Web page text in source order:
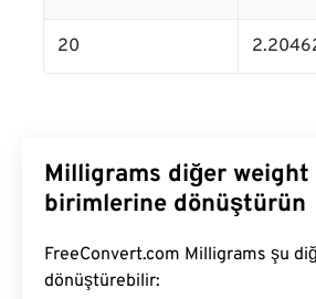
20
Milligrams diğer weight
birimlerine dönüştürün
FreeConvert.com Milligrams şu
dönüştürebilir: